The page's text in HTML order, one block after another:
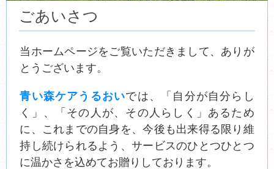
ごあいさつ
当ホームページをご覧いただきまして、ありが
とうございます。
青い森ケアうるおいでは、「自分が自分らし
く」、「その人が、その人らしく」あるため
に、これまでの自身を、今後も出来得る限り維
持し続けられるよう、サービスのひとつひとつ
に温かさを込めてお贈りしております。